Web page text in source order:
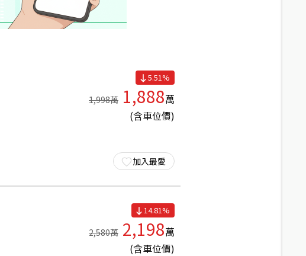
5.51%
1,998萬 1,888萬
(含車位價)
加入最愛
14.81%
2,580萬 2,198萬
(含車位價)